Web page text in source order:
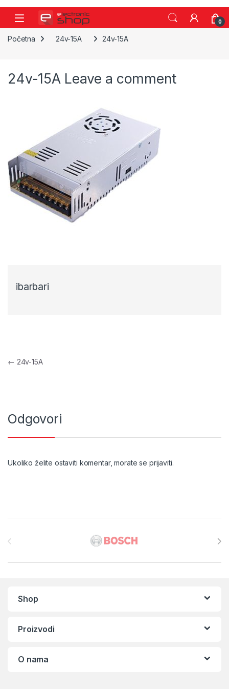
Skip to navigation
Skip to content
0
Početna 24v-15A 24v-15A
24v-15A Leave a comment
ibarbari
Navigacija objava
← 24v-15A
Odgovori
Ukoliko želite ostaviti komentar, morate se prijaviti.
Shop
Proizvodi
O nama